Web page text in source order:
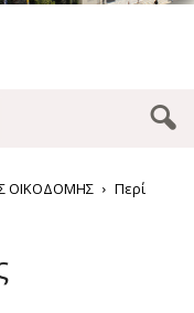
ΟΙΚΟΔΟΜΗΣ
Περί